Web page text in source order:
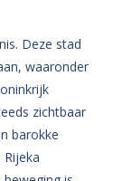
Deze stad
waaronder
zichtbaar
barokke